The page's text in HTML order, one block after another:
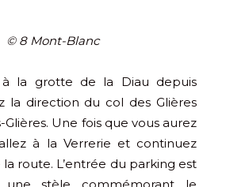
© 8 Mont-Blanc
à la grotte de la Diau depuis
la direction du col des Glières
Une fois que vous aurez
à la Verrerie et continuez
la route. L’entrée du parking est